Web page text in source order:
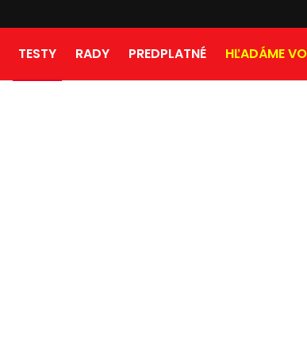
TESTY RADY PREDPLATNÉ HĽADÁME